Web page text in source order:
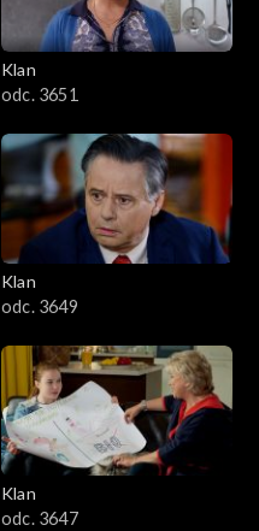
Klan
odc. 3651
Klan
odc. 3649
Klan
odc. 3647